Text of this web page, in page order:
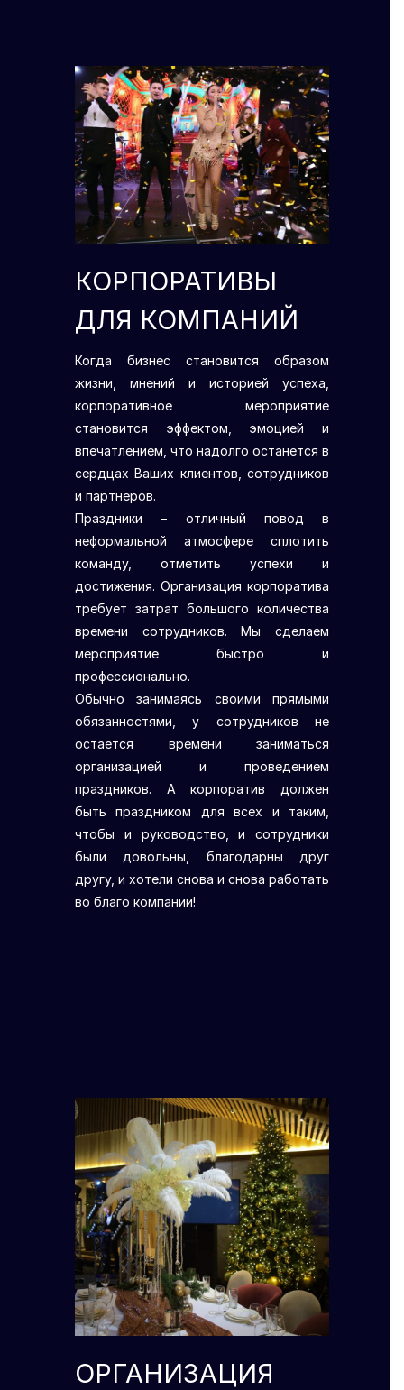
КОРПОРАТИВЫ
ДЛЯ КОМПАНИЙ
Когда бизнес становится образом
жизни, мнений и историей успеха,
корпоративное мероприятие
становится эффектом, эмоцией и
впечатлением, что надолго останется в
сердцах Ваших клиентов, сотрудников
и партнеров.
Праздники – отличный повод в
неформальной атмосфере сплотить
команду, отметить успехи и
достижения. Организация корпоратива
требует затрат большого количества
времени сотрудников. Мы сделаем
мероприятие быстро и
профессионально.
Обычно занимаясь своими прямыми
обязанностями, у сотрудников не
остается времени заниматься
организацией и проведением
праздников. А корпоратив должен
быть праздником для всех и таким,
чтобы и руководство, и сотрудники
были довольны, благодарны друг
другу, и хотели снова и снова работать
во благо компании!
ОРГАНИЗАЦИЯ